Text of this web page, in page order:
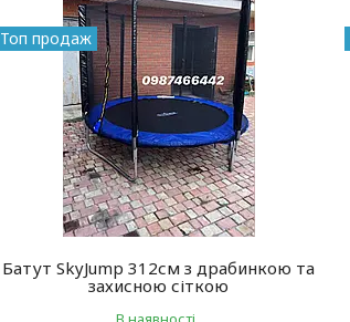
Топ продаж
Батут SkyJump 312см з драбинкою та
захисною сіткою